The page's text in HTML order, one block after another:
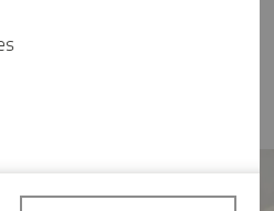
"PornLoS" konnten
teilnehmen.